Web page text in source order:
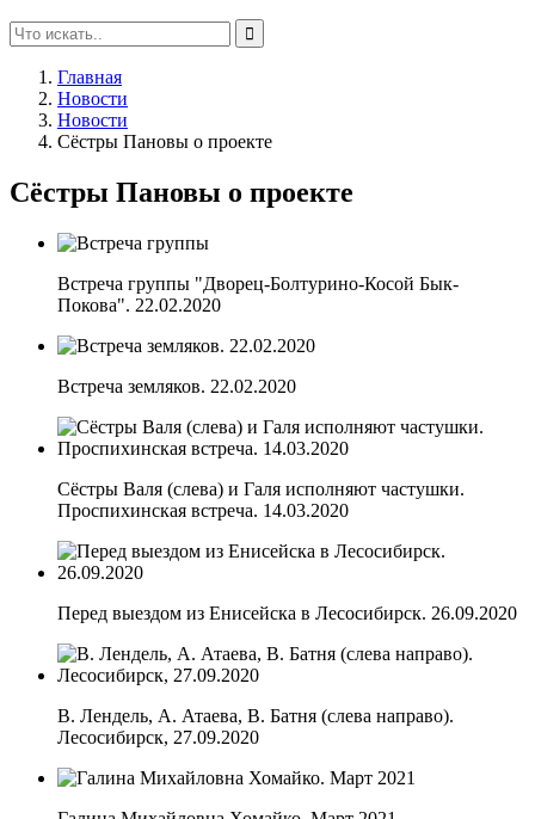
Главная
Новости
Новости
Сёстры Пановы о проекте
Сёстры Пановы о проекте
Встреча группы "Дворец-Болтурино-Косой Бык-
Покова". 22.02.2020
Встреча земляков. 22.02.2020
Сёстры Валя (слева) и Галя исполняют частушки.
Проспихинская встреча. 14.03.2020
Перед выездом из Енисейска в Лесосибирск. 26.09.2020
В. Лендель, А. Атаева, В. Батня (слева направо).
Лесосибирск, 27.09.2020